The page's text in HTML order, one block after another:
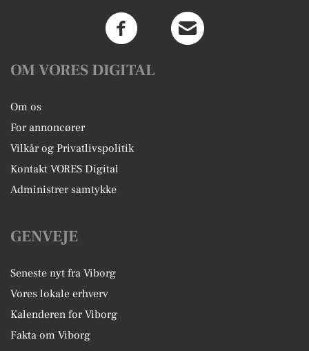
OM VORES DIGITAL
Om os
For annoncører
Vilkår og Privatlivspolitik
Kontakt VORES Digital
Administrer samtykke
GENVEJE
Seneste nyt fra Viborg
Vores lokale erhverv
Kalenderen for Viborg
Fakta om Viborg